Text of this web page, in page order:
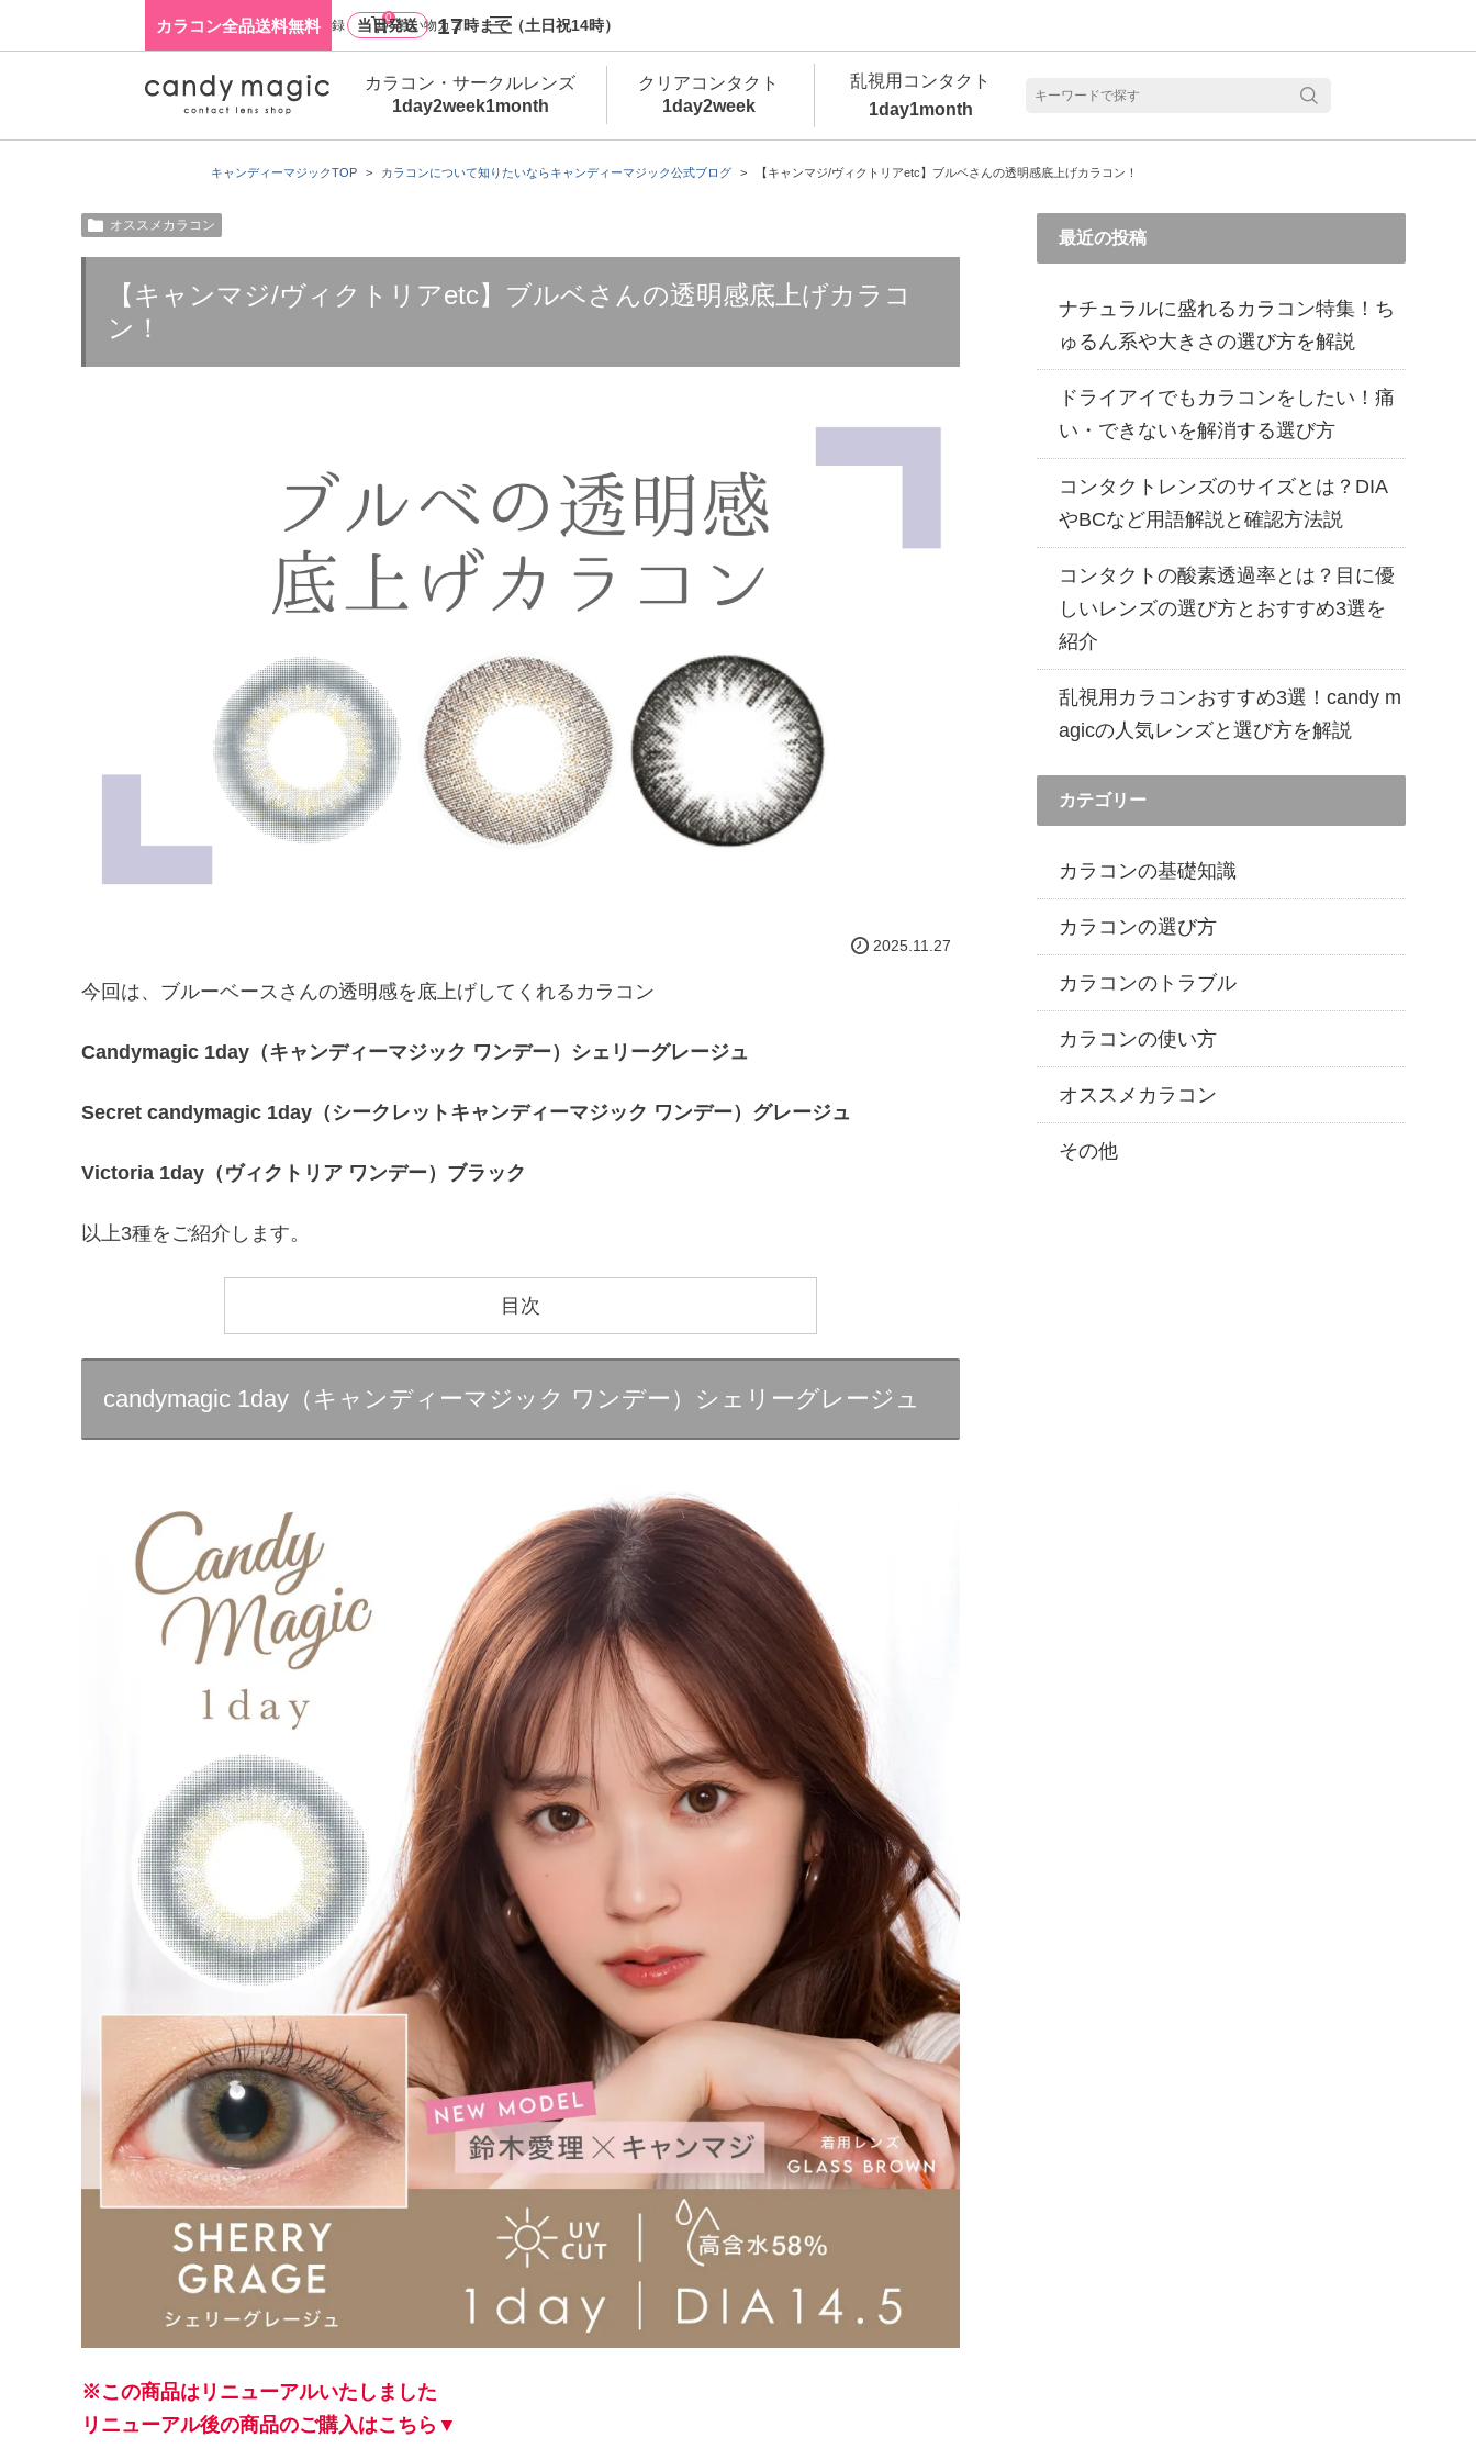
カラコン全品送料無料 当日発送 17時まで（土日祝14時）
キャンディーマジックTOP カラコンについて知りたいならキャンディーマジック公式ブログ 【キャンマジ/ヴィクトリアetc】ブルベさんの透明感底上げカラコン！
オススメカラコン
【キャンマジ/ヴィクトリアetc】ブルベさんの透明感底上げカラコ
ン！
2025.11.27
今回は、ブルーベースさんの透明感を底上げしてくれるカラコン
Candymagic 1day（キャンディーマジック ワンデー）シェリーグレージュ
Secret candymagic 1day（シークレットキャンディーマジック ワンデー）グレージュ
Victoria 1day（ヴィクトリア ワンデー）ブラック
以上3種をご紹介します。
目次
candymagic 1day（キャンディーマジック ワンデー）シェリーグレージュ
※この商品はリニューアルいたしました
リニューアル後の商品のご購入はこちら▼
最近の投稿
ナチュラルに盛れるカラコン特集！ち
ゅるん系や大きさの選び方を解説
ドライアイでもカラコンをしたい！痛
い・できないを解消する選び方
コンタクトレンズのサイズとは？DIA
やBCなど用語解説と確認方法説
コンタクトの酸素透過率とは？目に優
しいレンズの選び方とおすすめ3選を
紹介
乱視用カラコンおすすめ3選！candy m
agicの人気レンズと選び方を解説
カテゴリー
カラコンの基礎知識
カラコンの選び方
カラコンのトラブル
カラコンの使い方
オススメカラコン
その他
ログイン・新規会員登録
0
買い物カゴ
カラコン・サークルレンズ
1day2week1month
クリアコンタクト
1day2week
乱視用コンタクト
1day1month
カラコン・サークルレンズ 1day 商品一覧を見る
乱視用カラコン 1day商品一覧を見る
カラコン・サークルレンズ 2week商品一覧を見る
カラコン・サークルレンズ 1month商品一覧を見る
クリアコンタクトレンズ 1day 商品一覧を見る 乱視用カラコン 1day商品一覧を見る
クリアコンタクトレンズ 2week 商品一覧を見る
乱視用カラコン 1day商品一覧を見る
乱視用カラコン 1month商品一覧を見る